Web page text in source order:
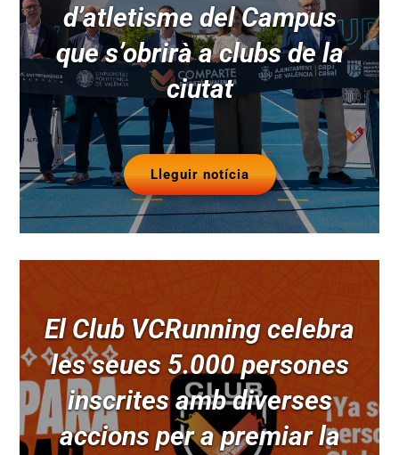
d’atletisme del Campus
que s’obrirà a clubs de la
ciutat
Lleguir notícia
El Club VCRunning celebra
les seues 5.000 persones
inscrites amb diverses
accions per a premiar la